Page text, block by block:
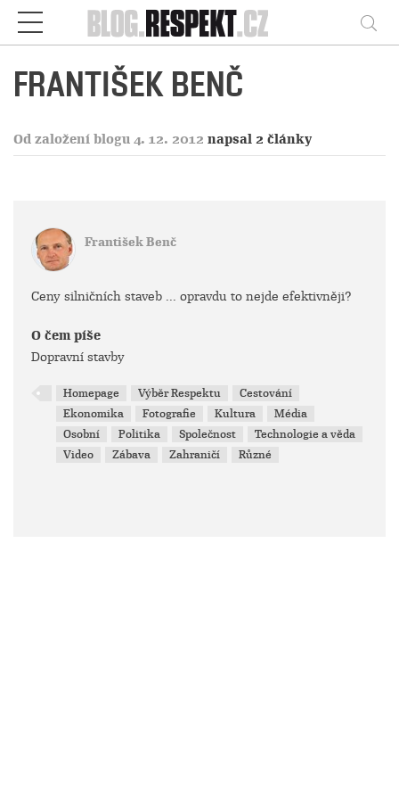
Respekt
FRANTIŠEK BENČ
Od založení blogu 4. 12. 2012 napsal 2 články
František Benč
Ceny silničních staveb ... opravdu to nejde efektivněji?
O čem píše
Dopravní stavby
Homepage Výběr Respektu
Cestování
Ekonomika
Fotografie Kultura
Média
Osobní
Politika Společnost
Technologie a věda
Video
Zábava Zahraničí Různé